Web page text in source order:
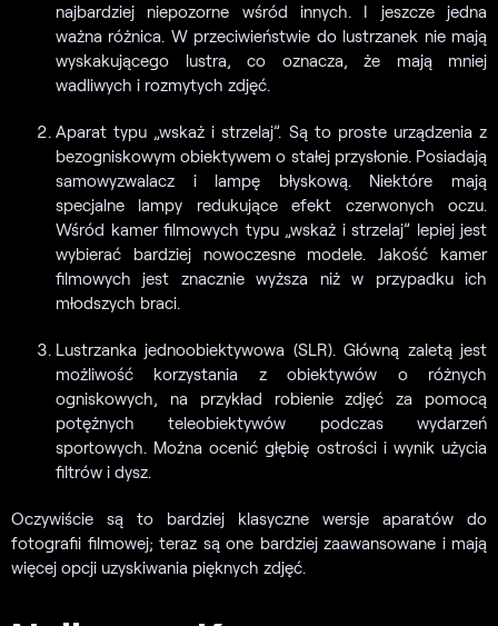
najbardziej niepozorne wśród innych. I jeszcze jedna
ważna różnica. W przeciwieństwie do lustrzanek nie mają
wyskakującego lustra, co oznacza, że mają mniej
wadliwych i rozmytych zdjęć.
Aparat typu „wskaż i strzelaj”. Są to proste urządzenia z
bezogniskowym obiektywem o stałej przysłonie. Posiadają
samowyzwalacz i lampę błyskową. Niektóre mają
specjalne lampy redukujące efekt czerwonych oczu.
Wśród kamer filmowych typu „wskaż i strzelaj” lepiej jest
wybierać bardziej nowoczesne modele. Jakość kamer
filmowych jest znacznie wyższa niż w przypadku ich
młodszych braci.
Lustrzanka jednoobiektywowa (SLR). Główną zaletą jest
możliwość korzystania z obiektywów o różnych
ogniskowych, na przykład robienie zdjęć za pomocą
potężnych teleobiektywów podczas wydarzeń
sportowych. Można ocenić głębię ostrości i wynik użycia
filtrów i dysz.
Oczywiście są to bardziej klasyczne wersje aparatów do
fotografii filmowej; teraz są one bardziej zaawansowane i mają
więcej opcji uzyskiwania pięknych zdjęć.